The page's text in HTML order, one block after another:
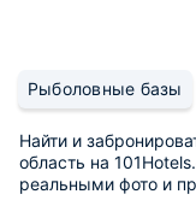
Рыболовные базы
Найти и
область на
реальными фото и